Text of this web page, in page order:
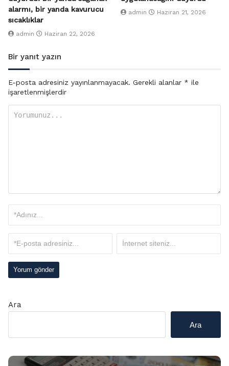
alarmı, bir yanda kavurucu
sıcaklıklar
admin Haziran 22, 2026
admin Haziran 21, 2026
Bir yanıt yazın
E-posta adresiniz yayınlanmayacak. Gerekli alanlar * ile
işaretlenmişlerdir
Ara
Ara